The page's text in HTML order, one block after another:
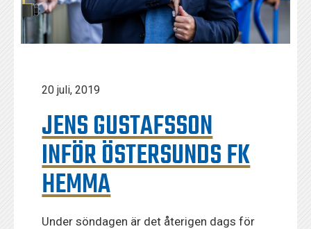
20 juli, 2019
JENS GUSTAFSSON
INFÖR ÖSTERSUNDS FK
HEMMA
Under söndagen är det återigen dags för